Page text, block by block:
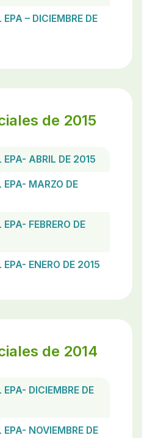
– DICIEMBRE DE
de 2015
ABRIL DE 2015
EPA- MARZO DE
FEBRERO DE
ENERO DE 2015
de 2014
DICIEMBRE DE
NOVIEMBRE DE